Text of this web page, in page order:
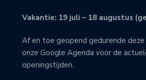
Vakantie: 19 juli – 18 augustus
Af en toe geopend gedurende
onze Google Agenda voor de
openingstijden.